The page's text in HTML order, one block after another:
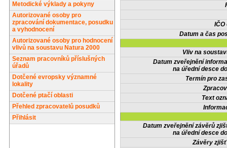
Metodické výklady a pokyny
Autorizované osoby pro
zpracování dokumentace, posudku
a vyhodnocení
Autorizované osoby pro hodnocení
vlivů na soustavu Natura 2000
Seznam pracovníků příslušných
úřadů
Dotčené evropsky významné
lokality
Dotčené ptačí oblasti
Přehled zpracovatelů posudků
Přihlásit
IČO
Datum a čas
Vliv na
Datum zveřejnění
na úřední desce
Termín pro
Text
Datum zveřejnění závěrů
na úřední desce
Závěry